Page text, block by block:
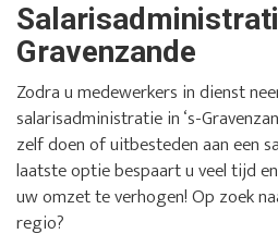
Gravenzande
Zodra u medewerkers in dienst
salarisadministratie in ‘s-
zelf doen of uitbesteden aan een
laatste optie bespaart u veel tijd
uw omzet te verhogen! Op zoek
regio?